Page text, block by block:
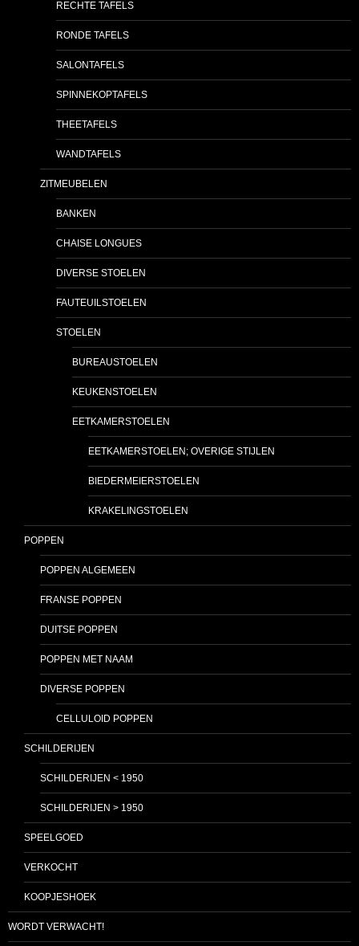
RECHTE TAFELS
RONDE TAFELS
SALONTAFELS
SPINNEKOPTAFELS
THEETAFELS
WANDTAFELS
ZITMEUBELEN
BANKEN
CHAISE LONGUES
DIVERSE STOELEN
FAUTEUILSTOELEN
STOELEN
BUREAUSTOELEN
KEUKENSTOELEN
EETKAMERSTOELEN
EETKAMERSTOELEN; OVERIGE STIJLEN
BIEDERMEIERSTOELEN
KRAKELINGSTOELEN
POPPEN
POPPEN ALGEMEEN
FRANSE POPPEN
DUITSE POPPEN
POPPEN MET NAAM
DIVERSE POPPEN
CELLULOID POPPEN
SCHILDERIJEN
SCHILDERIJEN < 1950
SCHILDERIJEN > 1950
SPEELGOED
VERKOCHT
KOOPJESHOEK
WORDT VERWACHT!